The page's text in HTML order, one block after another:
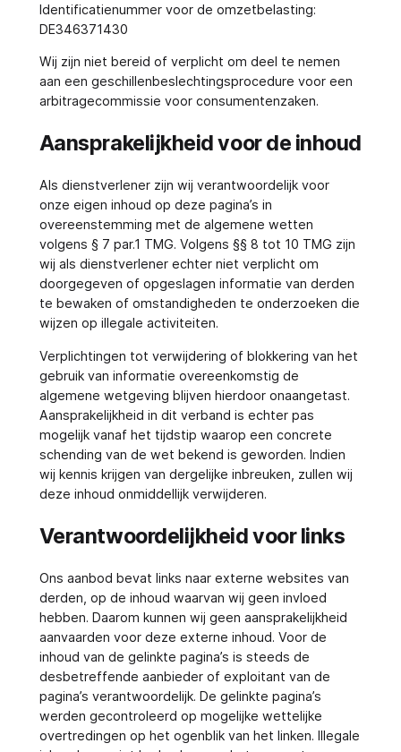
Identificatienummer voor de omzetbelasting:
DE346371430
Wij zijn niet bereid of verplicht om deel te nemen
aan een geschillenbeslechtingsprocedure voor een
arbitragecommissie voor consumentenzaken.
Aansprakelijkheid voor de inhoud
Als dienstverlener zijn wij verantwoordelijk voor
onze eigen inhoud op deze pagina’s in
overeenstemming met de algemene wetten
volgens § 7 par.1 TMG. Volgens §§ 8 tot 10 TMG zijn
wij als dienstverlener echter niet verplicht om
doorgegeven of opgeslagen informatie van derden
te bewaken of omstandigheden te onderzoeken die
wijzen op illegale activiteiten.
Verplichtingen tot verwijdering of blokkering van het
gebruik van informatie overeenkomstig de
algemene wetgeving blijven hierdoor onaangetast.
Aansprakelijkheid in dit verband is echter pas
mogelijk vanaf het tijdstip waarop een concrete
schending van de wet bekend is geworden. Indien
wij kennis krijgen van dergelijke inbreuken, zullen wij
deze inhoud onmiddellijk verwijderen.
Verantwoordelijkheid voor links
Ons aanbod bevat links naar externe websites van
derden, op de inhoud waarvan wij geen invloed
hebben. Daarom kunnen wij geen aansprakelijkheid
aanvaarden voor deze externe inhoud. Voor de
inhoud van de gelinkte pagina’s is steeds de
desbetreffende aanbieder of exploitant van de
pagina’s verantwoordelijk. De gelinkte pagina’s
werden gecontroleerd op mogelijke wettelijke
overtredingen op het ogenblik van het linken. Illegale